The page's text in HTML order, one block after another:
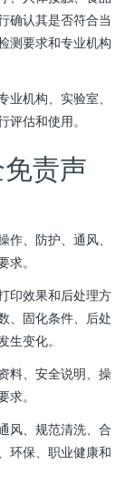
确认其是否符合当
测要求和专业机构
机构、实验室、
估和使用。
责声
、防护、通风、
。
印效果和后处理方
、固化条件、后处
变化。
料、安全说明、操
。
风、规范清洗、合
环保、职业健康和